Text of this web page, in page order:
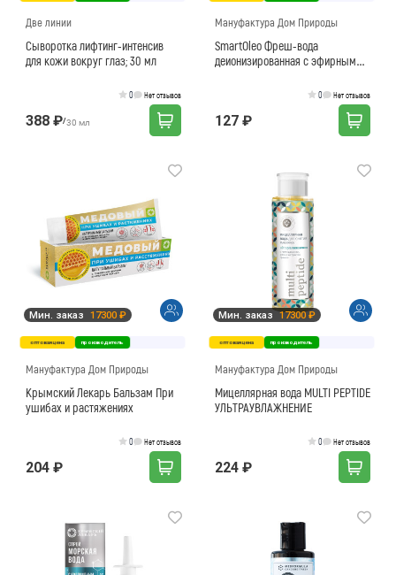
Две линии
Сыворотка лифтинг-интенсив
для кожи вокруг глаз; 30 мл
0 Нет отзывов
388 ₽/30 мл
Мануфактура Дом Природы
SmartOleo Фреш-вода
деионизированная с эфирным
0 Нет отзывов
127 ₽
Мин. заказ 17300 ₽
оптовая цена производитель
Мануфактура Дом Природы
Крымский Лекарь Бальзам При
ушибах и растяжениях
0 Нет отзывов
204 ₽
Мин. заказ 17300 ₽
оптовая цена производитель
Мануфактура Дом Природы
Мицеллярная вода MULTI PEPTIDE
УЛЬТРАУВЛАЖНЕНИЕ
0 Нет отзывов
224 ₽